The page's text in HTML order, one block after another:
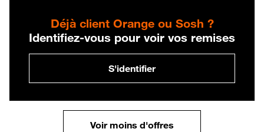
Déjà client Orange ou Sosh ?
Identifiez-vous pour voir vos remises
S'identifier
Voir moins d'offres